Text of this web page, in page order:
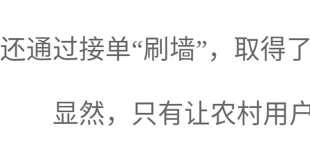
还通过接单“刷墙”，取得
显然，只有让农村用户